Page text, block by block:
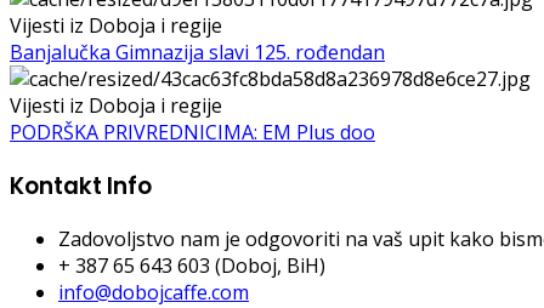
Vijesti iz Doboja i regije
Banjalučka Gimnazija slavi 125. rođendan
Vijesti iz Doboja i regije
PODRŠKA PRIVREDNICIMA: EM Plus doo
Kontakt Info
Zadovoljstvo nam je odgovoriti na vaš upit kako
+ 387 65 643 603 (Doboj, BiH)
info@dobojcaffe.com